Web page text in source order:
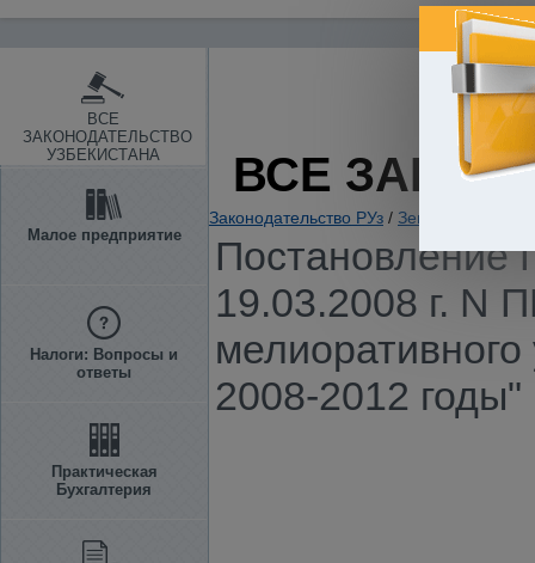
ВСЕ
ЗАКОНОДАТЕЛЬСТВО
УЗБЕКИСТАНА
Малое предприятие
Налоги: Вопросы и
ответы
Практическая
Бухгалтерия
ВСЕ
Законодательство РУз / Земля и иные
Постановление
19.03.2008 г. N
2008-2012 годы"